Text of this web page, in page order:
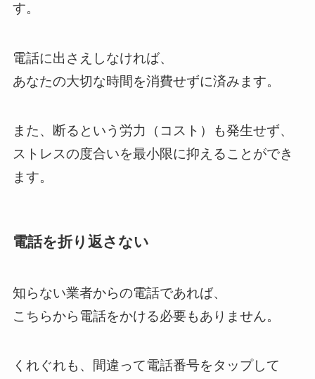
す。
電話に出さえしなければ、
あなたの大切な時間を消費せずに済みます。
また、断るという労力（コスト）も発生せず、
ストレスの度合いを最小限に抑えることができ
ます。
電話を折り返さない
知らない業者からの電話であれば、
こちらから電話をかける必要もありません。
くれぐれも、間違って電話番号をタップして